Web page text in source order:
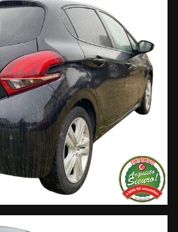
al lunedì al venerdi 08:3012:00 –
14.30 18.30
contenute negli annunci
sono state compilate con cura
e precise; tuttavia possono
Si declina ogni responsabilità
che non
contrattuale.